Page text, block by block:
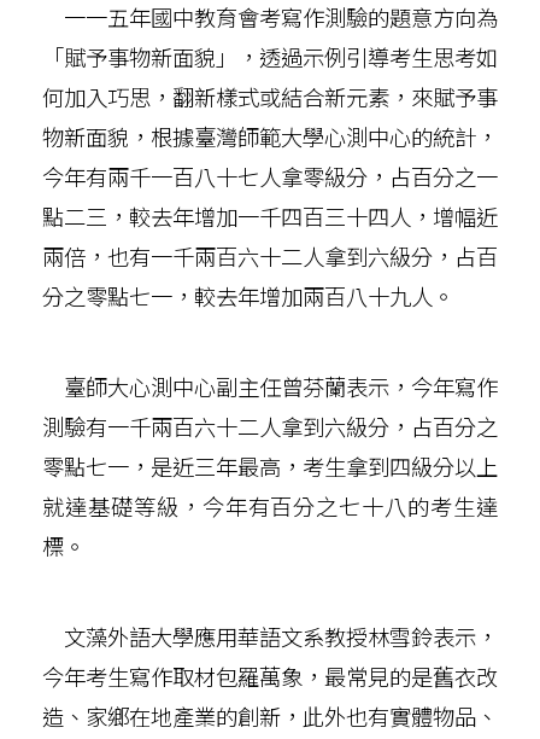
一一五年國中教育會考寫作測驗的題意方向為
「賦予事物新面貌」，透過示例引導考生思考如
何加入巧思，翻新樣式或結合新元素，來賦予事
物新面貌，根據臺灣師範大學心測中心的統計，
今年有兩千一百八十七人拿零級分，占百分之一
點二三，較去年增加一千四百三十四人，增幅近
兩倍，也有一千兩百六十二人拿到六級分，占百
分之零點七一，較去年增加兩百八十九人。
臺師大心測中心副主任曾芬蘭表示，今年寫作
測驗有一千兩百六十二人拿到六級分，占百分之
零點七一，是近三年最高，考生拿到四級分以上
就達基礎等級，今年有百分之七十八的考生達
標。
文藻外語大學應用華語文系教授林雪鈴表示，
今年考生寫作取材包羅萬象，最常見的是舊衣改
造、家鄉在地產業的創新，此外也有實體物品、